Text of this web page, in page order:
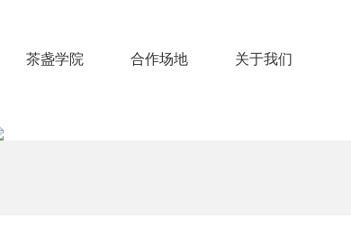
茶盏学院 合作场地 关于我们